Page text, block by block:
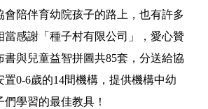
會陪伴育幼院孩子的路上，也有許多
當感謝「種子村有限公司」，愛心贊
書與兒童益智拼圖共85套，分送給協
0-6歲的14間機構，提供機構中幼
學習的最佳教具！